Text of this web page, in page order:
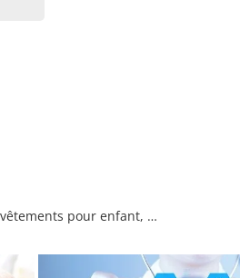
pour enfant, …